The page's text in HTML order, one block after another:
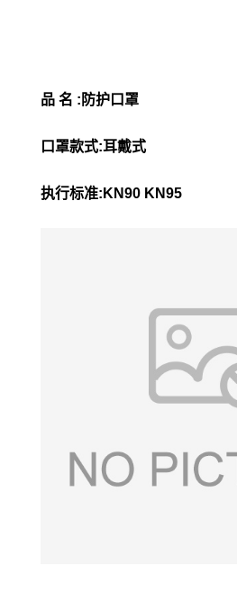
品 名 :防护口罩
口罩款式:耳戴式
执行标准:KN90 KN95